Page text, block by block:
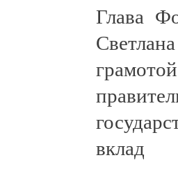
Глава
вклад